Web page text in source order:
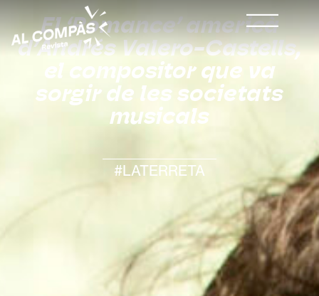
El ‘Romance’ americà
d’Andrés Valero-Castells,
el compositor que va
sorgir de les societats
musicals
#LATERRETA